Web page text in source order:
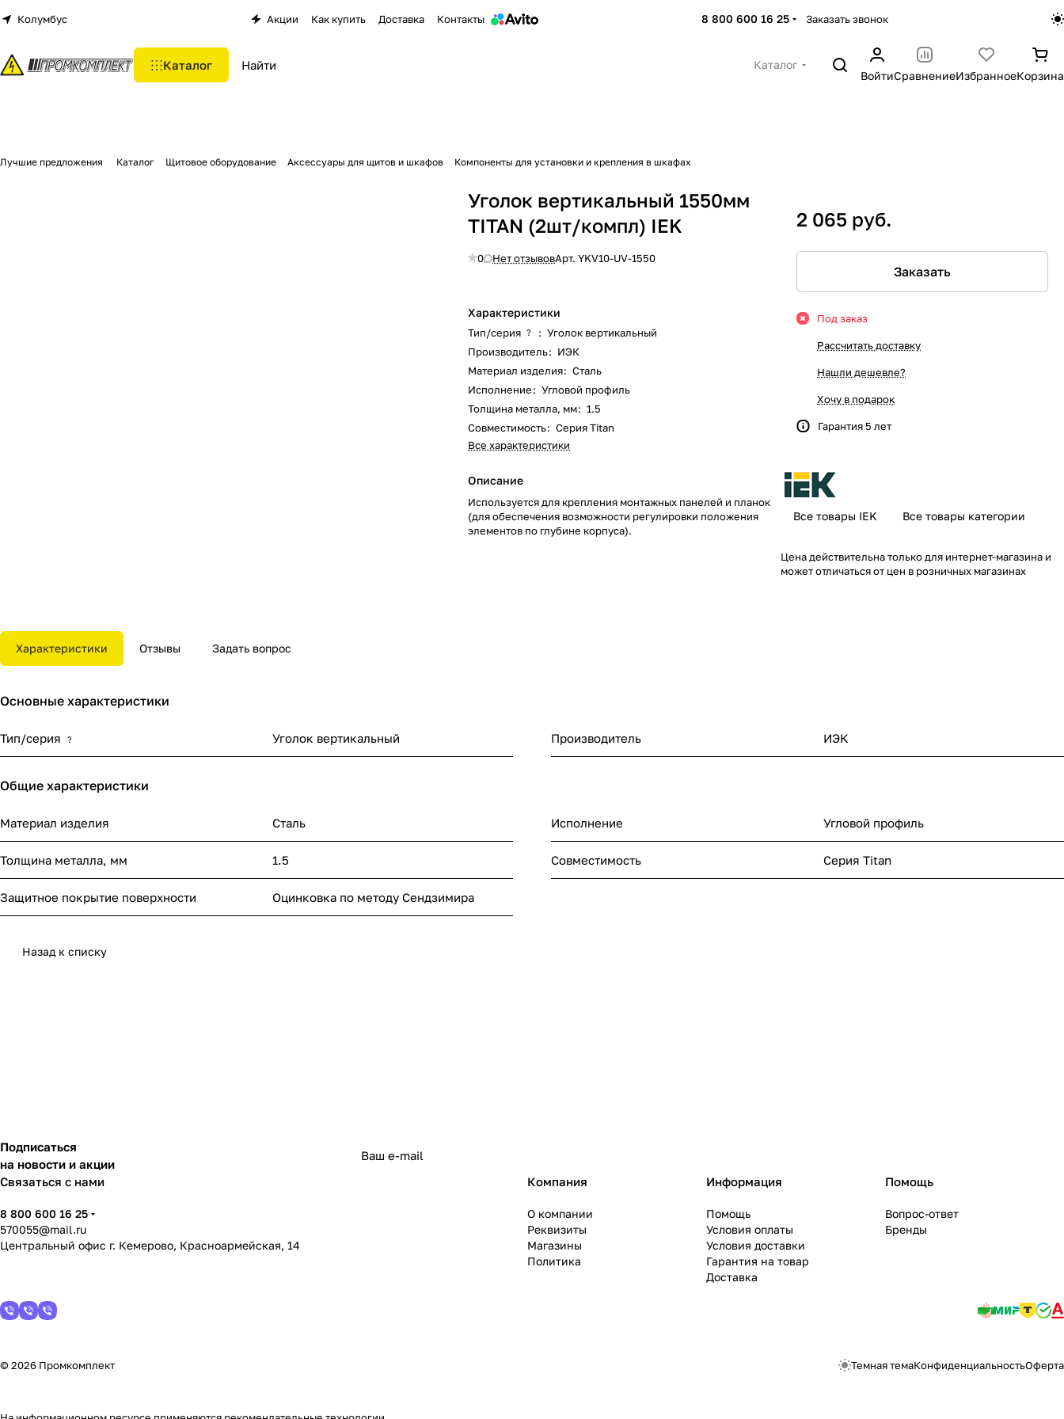
Колумбус Акции Как купить Доставка Контакты 8 800 600 16 25 Заказать звонок
Каталог
Каталог
ВойтиСравнениеИзбранноеКорзина
Лучшие предложения Каталог Щитовое оборудование Аксессуары для щитов и шкафов Компоненты для установки и крепления в шкафах
Уголок вертикальный 1550мм
TITAN (2шт/компл) IEK
0 Нет отзывовАрт.YKV10-UV-1550
Характеристики
Тип/серия ? : Уголок вертикальный
Производитель: ИЭК
Материал изделия: Сталь
Исполнение: Угловой профиль
Толщина металла, мм: 1.5
Совместимость: Серия Titan
Все характеристики
Описание
Используется для крепления монтажных панелей и планок
(для обеспечения возможности регулировки положения
элементов по глубине корпуса).
2 065 руб.
Заказать
Под заказ
Рассчитать доставку
Нашли дешевле?
Хочу в подарок
Гарантия 5 лет
Все товары IEK Все товары категории
Цена действительна только для интернет-магазина и
может отличаться от цен в розничных магазинах
Характеристики Отзывы Задать вопрос
Основные характеристики
Тип/серия ? Уголок вертикальный Производитель ИЭК
Общие характеристики
Материал изделия Сталь Исполнение Угловой профиль
Толщина металла, мм 1.5 Совместимость Серия Titan
Защитное покрытие поверхности Оцинковка по методу Сендзимира
Назад к списку
Подписаться
на новости и акции
Связаться с нами
8 800 600 16 25
570055@mail.ru
Центральный офис г. Кемерово, Красноармейская, 14
Компания
О компании
Реквизиты
Магазины
Политика
Информация
Помощь
Условия оплаты
Условия доставки
Гарантия на товар
Доставка
Помощь
Вопрос-ответ
Бренды
© 2026 Промкомплект Темная темаКонфиденциальностьОферта